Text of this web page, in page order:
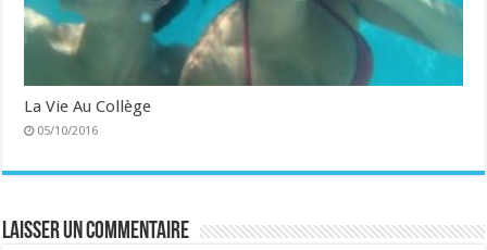
La Vie Au Collège
05/10/2016
Laisser un commentaire